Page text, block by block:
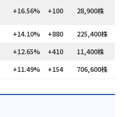
+16.56% +100 28,900株
+14.10% +880
225,400株
+12.65% +410
11,400株
+11.49% +154 706,600株